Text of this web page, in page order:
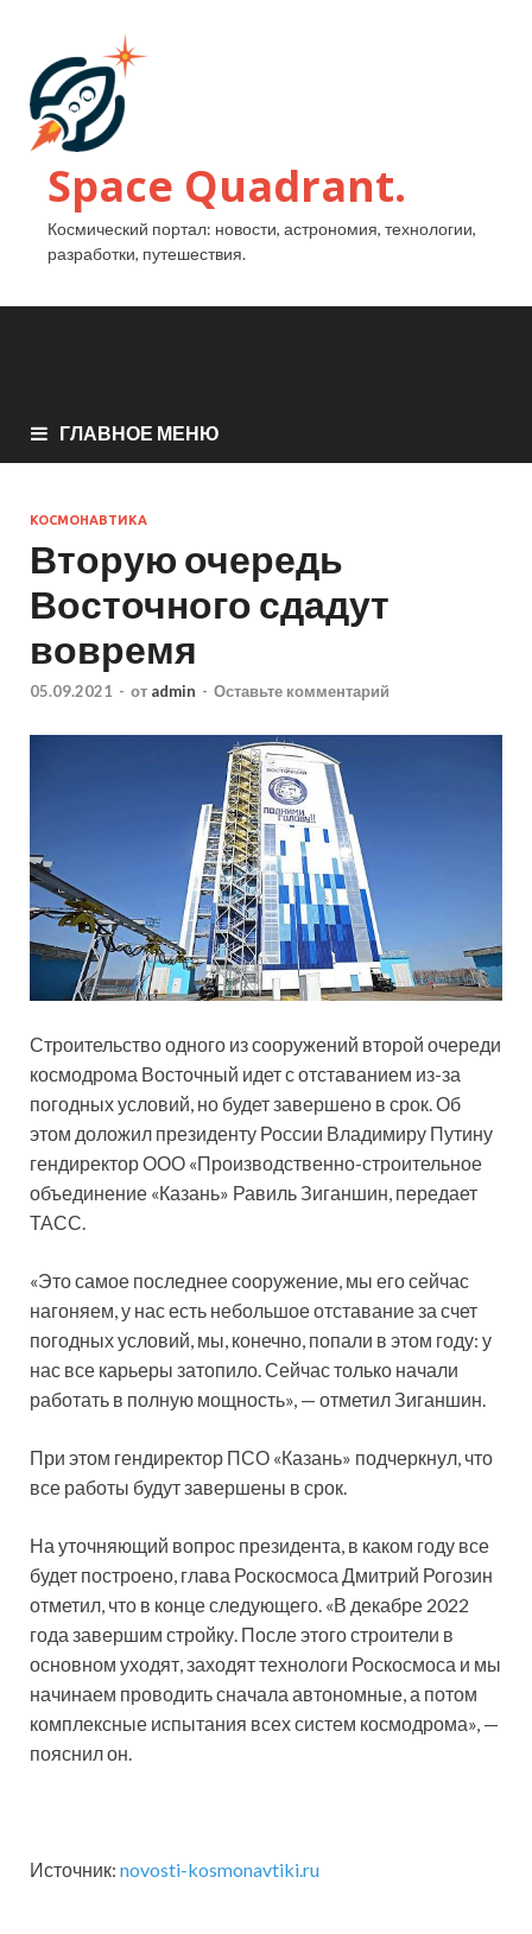
Space Quadrant.
Космический портал: новости, астрономия, технологии,
разработки, путешествия.
ГЛАВНОЕ МЕНЮ
КОСМОНАВТИКА
Вторую очередь
Восточного сдадут
вовремя
05.09.2021 - от admin - Оставьте комментарий
Строительство одного из сооружений второй очереди
космодрома Восточный идет с отставанием из-за
погодных условий, но будет завершено в срок. Об
этом доложил президенту России Владимиру Путину
гендиректор ООО «Производственно-строительное
объединение «Казань» Равиль Зиганшин, передает
ТАСС.
«Это самое последнее сооружение, мы его сейчас
нагоняем, у нас есть небольшое отставание за счет
погодных условий, мы, конечно, попали в этом году: у
нас все карьеры затопило. Сейчас только начали
работать в полную мощность», — отметил Зиганшин.
При этом гендиректор ПСО «Казань» подчеркнул, что
все работы будут завершены в срок.
На уточняющий вопрос президента, в каком году все
будет построено, глава Роскосмоса Дмитрий Рогозин
отметил, что в конце следующего. «В декабре 2022
года завершим стройку. После этого строители в
основном уходят, заходят технологи Роскосмоса и мы
начинаем проводить сначала автономные, а потом
комплексные испытания всех систем космодрома», —
пояснил он.
Источник: novosti-kosmonavtiki.ru